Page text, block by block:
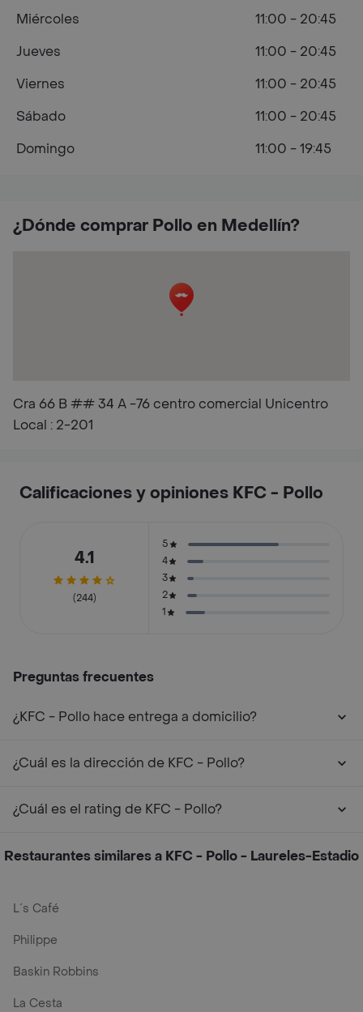
¿Dónde comprar Pollo en Medellín?
Cra 66 B ## 34 A -76 centro comercial Unicentro
Local : 2-201
Miércoles
11:00 - 20:45
Jueves
11:00 - 20:45
Viernes
11:00 - 20:45
Sábado
11:00 - 20:45
Domingo
11:00 - 19:45
Calificaciones y opiniones KFC - Pollo
4.1
(244)
5
4
3
2
1
Preguntas frecuentes
¿KFC - Pollo hace entrega a domicilio?
¿Cuál es la dirección de KFC - Pollo?
¿Cuál es el rating de KFC - Pollo?
Restaurantes similares a KFC - Pollo - Laureles-Estadio
L´s Café
Philippe
Baskin Robbins
La Cesta